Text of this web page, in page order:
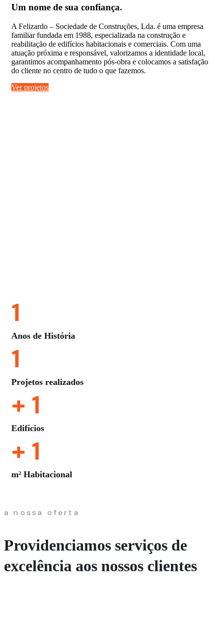
Um nome de sua confiança.
A Felizardo – Sociedade de Construções, Lda. é uma empresa
familiar fundada em 1988, especializada na construção e
reabilitação de edifícios habitacionais e comerciais. Com uma
atuação próxima e responsável, valorizamos a identidade local,
garantimos acompanhamento pós-obra e colocamos a satisfação
do cliente no centro de tudo o que fazemos.
Ver projetos
1
Anos de História
1
Projetos realizados
+ 1
Edifícios
+ 1
m² Habitacional
a nossa oferta
Providenciamos serviços de
excelência aos nossos clientes